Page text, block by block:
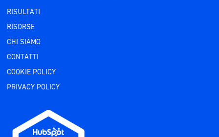
RISULTATI
RISORSE
CHI SIAMO
CONTATTI
COOKIE POLICY
PRIVACY POLICY